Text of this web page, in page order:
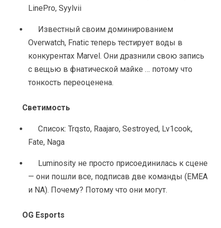
LinePro, Syylvii
Известный своим доминированием
Overwatch, Fnatic теперь тестирует воды в
конкурентах Marvel. Они дразнили свою запись
с вещью в фнатической майке … потому что
тонкость переоценена.
Светимость
Список: Trqsto, Raajaro, Sestroyed, Lv1cook,
Fate, Naga
Luminosity не просто присоединилась к сцене
— они пошли все, подписав две команды (EMEA
и NA). Почему? Потому что они могут.
OG Esports